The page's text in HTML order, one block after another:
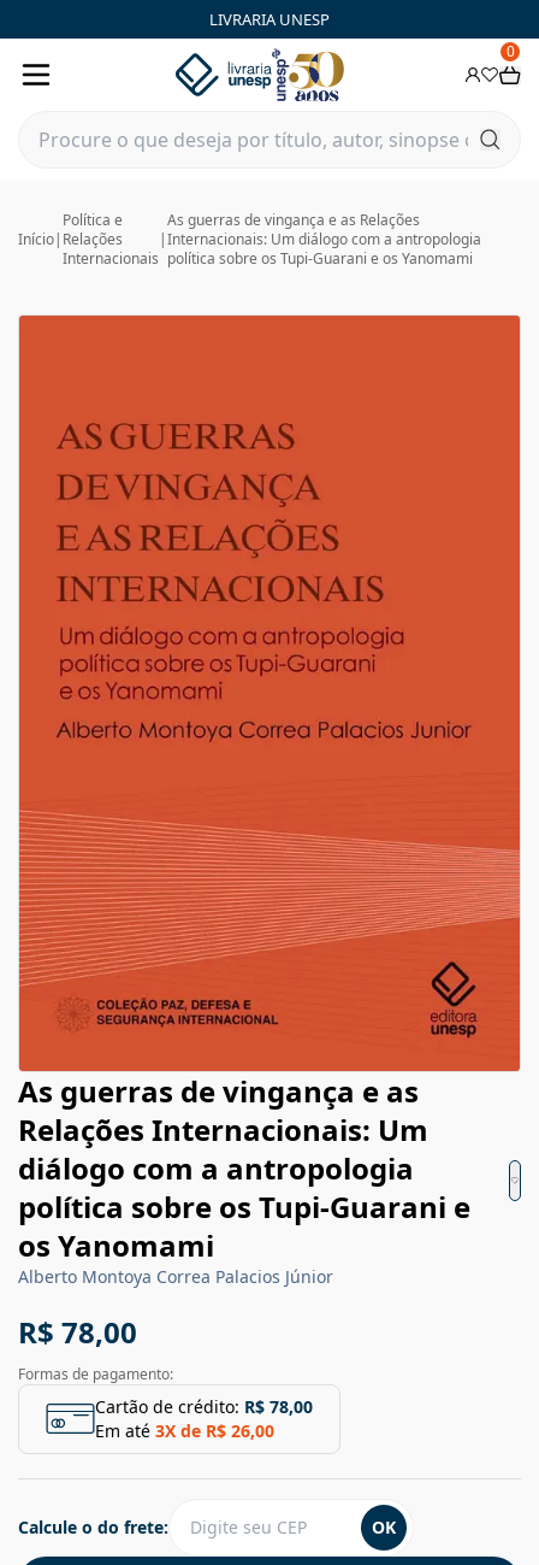
LIVRARIA UNESP
0
Início|
Política e
Relações
Internacionais
|
As guerras de vingança e as Relações
Internacionais: Um diálogo com a antropologia
política sobre os Tupi-Guarani e os Yanomami
As guerras de vingança e as
Relações Internacionais: Um
diálogo com a antropologia
política sobre os Tupi-Guarani e
os Yanomami
Alberto Montoya Correa Palacios Júnior
R$ 78,00
Formas de pagamento:
Cartão de crédito: R$ 78,00
Em até 3X de R$ 26,00
Calcule o do frete: OK